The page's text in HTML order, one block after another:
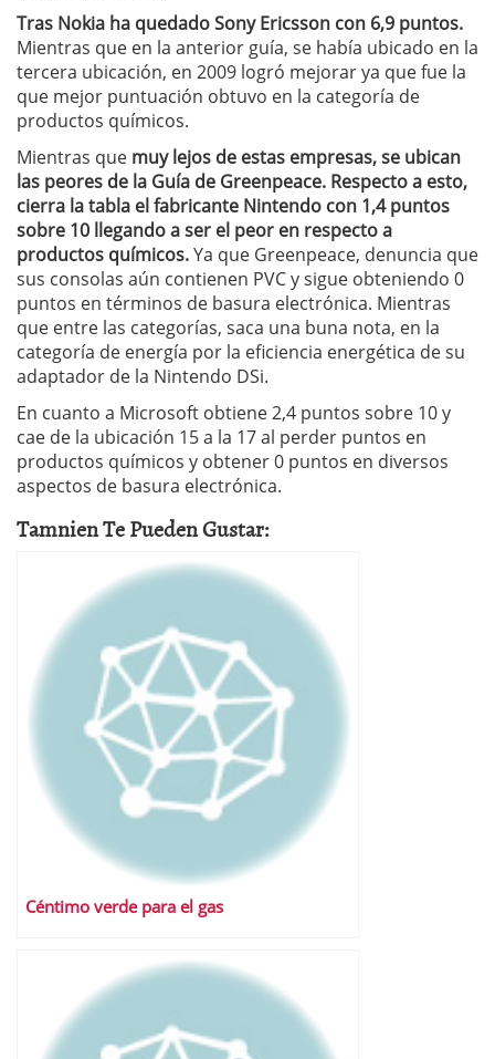
Tras Nokia ha quedado Sony Ericsson con 6,9 puntos.
Mientras que en la anterior guía, se había ubicado en la
tercera ubicación, en 2009 logró mejorar ya que fue la
que mejor puntuación obtuvo en la categoría de
productos químicos.
Mientras que muy lejos de estas empresas, se ubican
las peores de la Guía de Greenpeace. Respecto a esto,
cierra la tabla el fabricante Nintendo con 1,4 puntos
sobre 10 llegando a ser el peor en respecto a
productos químicos.Ya que Greenpeace, denuncia que
sus consolas aún contienen PVC y sigue obteniendo 0
puntos en términos de basura electrónica. Mientras
que entre las categorías, saca una buna nota, en la
categoría de energía por la eficiencia energética de su
adaptador de la Nintendo DSi.
En cuanto a Microsoft obtiene 2,4 puntos sobre 10 y
cae de la ubicación 15 a la 17 al perder puntos en
productos químicos y obtener 0 puntos en diversos
aspectos de basura electrónica.
Tamnien Te Pueden Gustar:
Céntimo verde para el gas